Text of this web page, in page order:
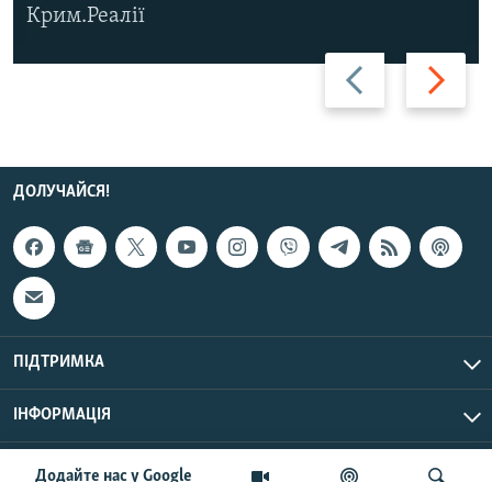
Додайте нас у Google
Назад Вперед
Крим.Реалії
ДОЛУЧАЙСЯ!
ПІДТРИМКА
ІНФОРМАЦІЯ
© Радіо Свобода, 2026 | Усі права застережено.
UTC+3